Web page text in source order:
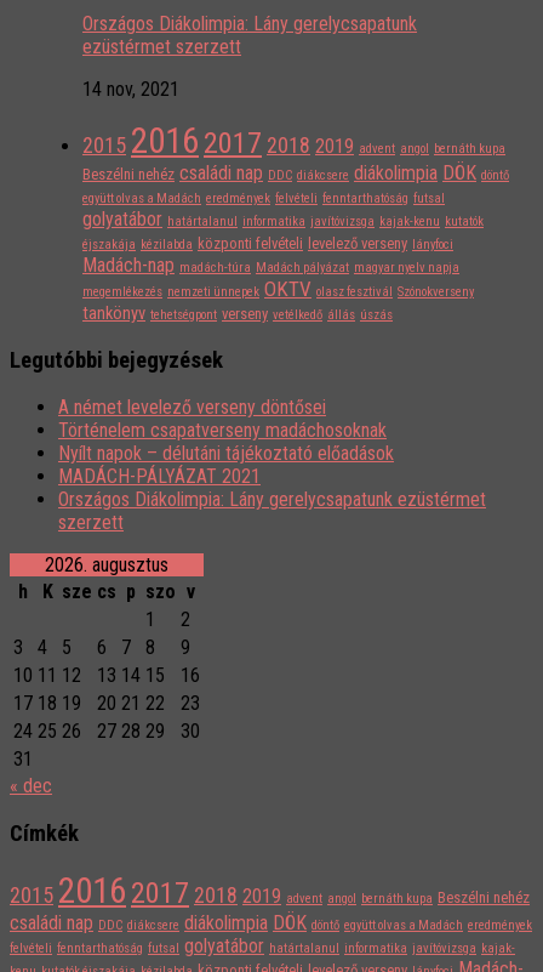
Országos Diákolimpia: Lány gerelycsapatunk
ezüstérmet szerzett
14 nov, 2021
2015 2016 2017 2018 2019 advent angol bernáth kupa
Beszélni nehéz családi nap DDC diákcsere diákolimpia DÖK döntő
együtt olvas a Madách eredmények felvételi fenntarthatóság futsal
golyatábor határtalanul informatika javítóvizsga kajak-kenu kutatók
éjszakája kézilabda központi felvételi levelező verseny lányfoci
Madách-nap madách-túra Madách pályázat magyar nyelv napja
megemlékezés nemzeti ünnepek OKTV olasz fesztivál Szónokverseny
tankönyv tehetségpont verseny vetélkedő állás úszás
Legutóbbi bejegyzések
A német levelező verseny döntősei
Történelem csapatverseny madáchosoknak
Nyílt napok – délutáni tájékoztató előadások
MADÁCH-PÁLYÁZAT 2021
Országos Diákolimpia: Lány gerelycsapatunk ezüstérmet
szerzett
2026. augusztus
h
K sze cs p szo v
1
2
3
4 5 6 7 8
9
10 11 12 13 14 15
16
17 18 19 20 21 22
23
24 25 26 27 28 29
30
31
« dec
Címkék
2015 2016 2017 2018 2019 advent angol bernáth kupa Beszélni nehéz
családi nap DDC diákcsere diákolimpia DÖK döntő együtt olvas a Madách eredmények
felvételi fenntarthatóság futsal golyatábor határtalanul informatika javítóvizsga kajak-